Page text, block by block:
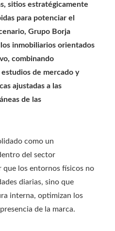
sitios estratégicamente
para potenciar el
Grupo Borja
inmobiliarios orientados
combinando
de mercado y
ajustadas a las
de las
como un
del sector
los entornos físicos no
diarias, sino que
interna, optimizan los
de la marca.